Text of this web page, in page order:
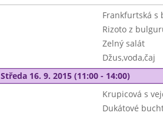
Frankfurtská s
Rizoto z
Zelný salát
Džus,voda,čaj
Středa 16. 9. 2015 (11:00 - 14:00)
Krupicová s
Dukátové